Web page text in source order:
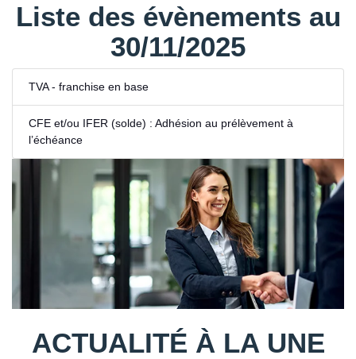
Liste des évènements au
30/11/2025
TVA - franchise en base
CFE et/ou IFER (solde) : Adhésion au prélèvement à
l’échéance
ACTUALITÉ À LA UNE